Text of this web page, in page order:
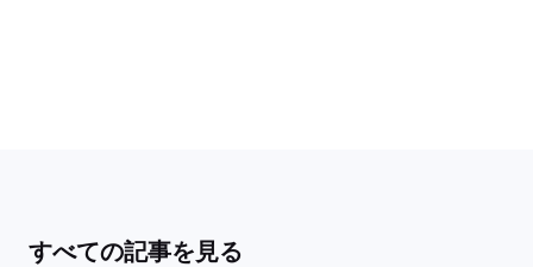
すべての記事を見る